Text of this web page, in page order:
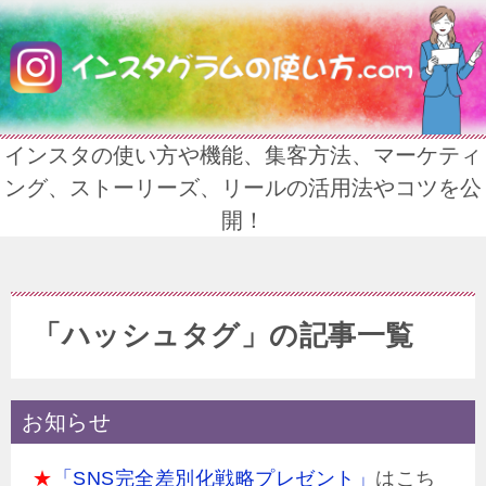
インスタの使い方や機能、集客方法、マーケティ
ング、ストーリーズ、リールの活用法やコツを公
開！
「ハッシュタグ」の記事一覧
お知らせ
★ 「SNS完全差別化戦略プレゼント」 はこち